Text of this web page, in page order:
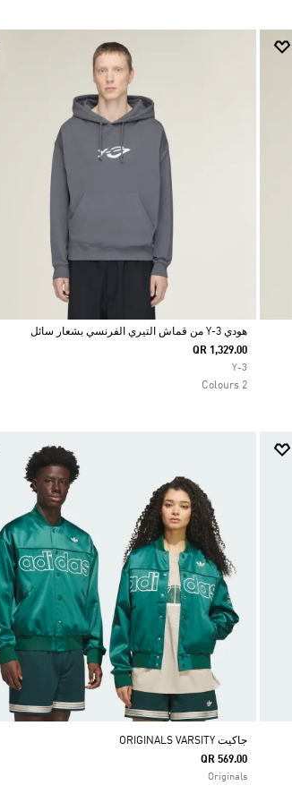
Selected
هودي Y-3 من قماش التيري الفرنسي بشعار سائل
QR 1,329.00
Y-3
2 Colours
جاكيت ORIGINALS VARSITY
QR 569.00
Originals